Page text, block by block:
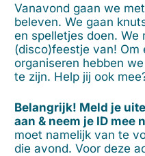
Vanavond gaan we
beleven. We gaan
en spelletjes doen. We
(disco)feestje van! Om
organiseren hebben
te zijn. Help jij ook
Belangrijk! Meld je
aan & neem je ID mee
moet namelijk van te
die avond. Voor deze